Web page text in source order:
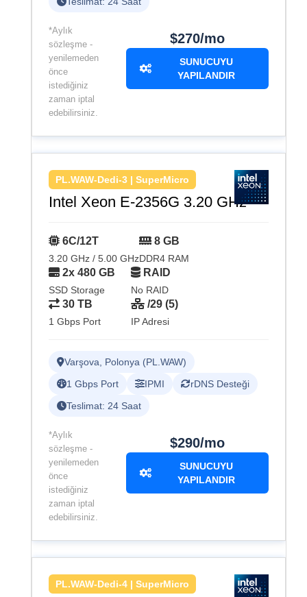
*Aylık
sözleşme -
yenilemeden
önce
istediğiniz
zaman iptal
edebilirsiniz.
$270/mo
SUNUCUYU
YAPILANDIR
PL.WAW-Dedi-3 | SuperMicro
Intel Xeon E-2356G 3.20 GHz
6C/12T
3.20 GHz / 5.00 GHz
8 GB
DDR4 RAM
2x 480 GB
SSD Storage
RAID
No RAID
30 TB
1 Gbps Port
/29 (5)
IP Adresi
Varşova, Polonya (PL.WAW)
1 Gbps Port
IPMI
rDNS Desteği
Teslimat: 24 Saat
*Aylık
sözleşme -
yenilemeden
önce
istediğiniz
zaman iptal
edebilirsiniz.
$290/mo
SUNUCUYU
YAPILANDIR
PL.WAW-Dedi-4 | SuperMicro